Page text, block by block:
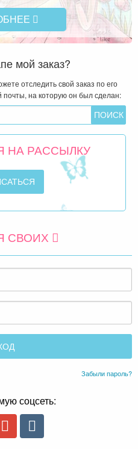
мой заказ?
отследить свой заказ по его
почты, на которую он был сделан:
НА РАССЫЛКУ
СВОИХ
Забыли пароль?
соцсеть: